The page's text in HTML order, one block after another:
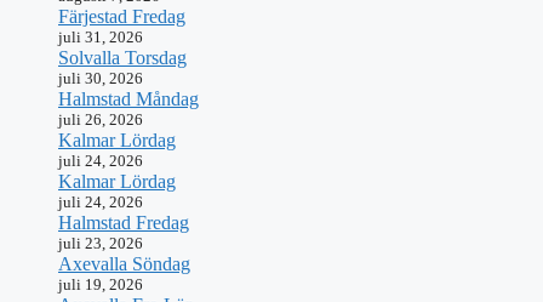
Färjestad Fredag
juli 31, 2026
Solvalla Torsdag
juli 30, 2026
Halmstad Måndag
juli 26, 2026
Kalmar Lördag
juli 24, 2026
Kalmar Lördag
juli 24, 2026
Halmstad Fredag
juli 23, 2026
Axevalla Söndag
juli 19, 2026